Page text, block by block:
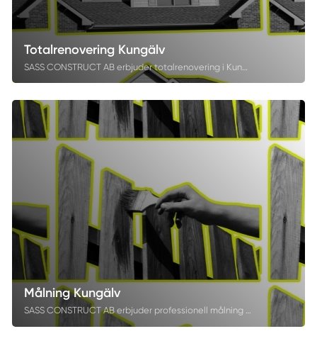
Totalrenovering Kungälv
SASS CONSTRUCT AB erbjuder totalrenovering i Kungälv med fokus på kvalitet, trygghet och helhetsansvar. Vi samordnar hela processen – från planering till färdigställande - tillsammans med certifierade samarbetspartners inom VVS och el. Som byggfirma i Kungälv sätter vi alltid dina behov i centrum för att skapa långsiktiga och hållbara resultat.
Målning Kungälv
SASS CONSTRUCT AB erbjuder professionell målning i Kungälv för både privatpersoner och företag. Vi förnyar dina invändiga och utvändiga ytor med hållbara, noggrant utförda måleriarbeten. Med fokus på kvalitet, precision och ett snyggt slutresultat är vi en målerifirma du kan lita på.